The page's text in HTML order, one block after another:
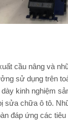
cầu nâng và
sử dụng trên
kinh nghiệm
sửa chữa ô tô.
đáp ứng các